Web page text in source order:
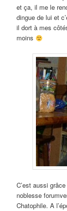
et ça, il me le
dingue de lui et
il dort à mes
moins
C’est aussi
noblesse
Chatophile. A